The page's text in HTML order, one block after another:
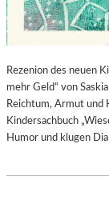
Rezenion des neuen
mehr Geld“ von
Reichtum, Armut und
Kindersachbuch
Humor und klugen